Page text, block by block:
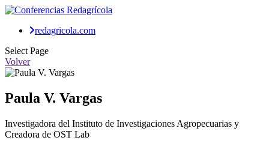
redagricola.com
Select Page
Volver
Paula V. Vargas
Investigadora del Instituto de Investigaciones Agropecuarias y
Creadora de OST Lab